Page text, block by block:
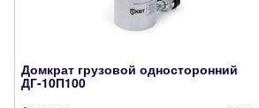
Домкрат грузовой односторонний
ДГ-10П100